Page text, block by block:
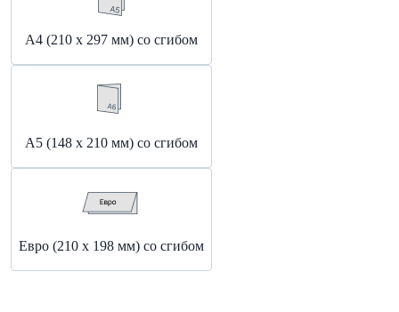
А4 (210 х 297 мм) со сгибом
А5 (148 x 210 мм) со сгибом
Евро (210 x 198 мм) со сгибом